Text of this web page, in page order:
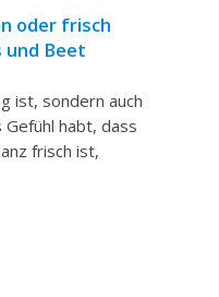
oder frisch
und Beet
ist, sondern auch
Gefühl habt, dass
frisch ist,